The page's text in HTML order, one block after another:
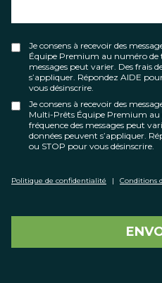
Je consens à recevoir des
Équipe Premium au numéro de
messages peut varier. Des frais
s’appliquer. Répondez AIDE
vous désinscrire.
Je consens à recevoir des
Multi-Prêts Équipe Premium
fréquence des messages peut
données peuvent s’appliquer.
ou STOP pour vous désinscrire.
Politique de confidentialité | Conditions